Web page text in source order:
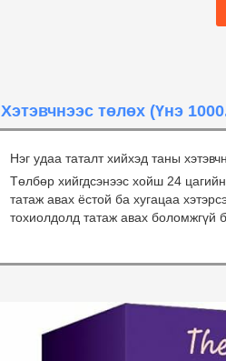
Хэтэвчнээс төлөх (Үнэ
Нэг удаа таталт хийхэд таны
Төлбөр хийгдсэнээс хойш 24
татаж авах ёстой ба хугацаа
тохиолдолд татаж авах боломжгүй